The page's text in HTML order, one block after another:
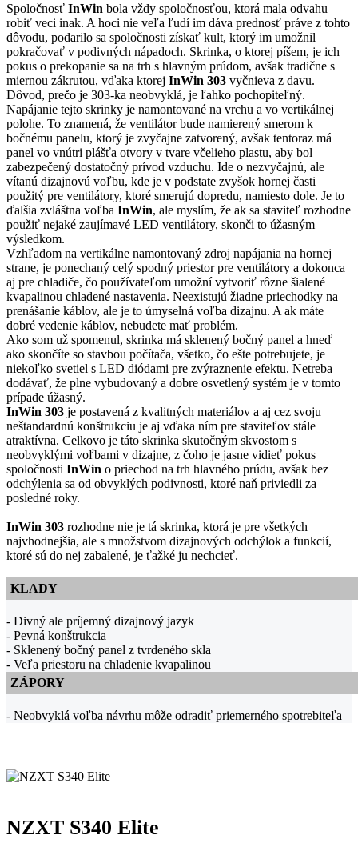
Spoločnosť InWin bola vždy spoločnosťou, ktorá mala odvahu
robiť veci inak. A hoci nie veľa ľudí im dáva prednosť práve z tohto
dôvodu, podarilo sa spoločnosti získať kult, ktorý im umožnil
pokračovať v podivných nápadoch. Skrinka, o ktorej píšem, je ich
pokus o prekopanie sa na trh s hlavným prúdom, avšak tradične s
miernou zákrutou, vďaka ktorej InWin 303 vyčnieva z davu.
Dôvod, prečo je 303-ka neobvyklá, je ľahko pochopiteľný.
Napájanie tejto skrinky je namontované na vrchu a vo vertikálnej
polohe. To znamená, že ventilátor bude namierený smerom k
bočnému panelu, ktorý je zvyčajne zatvorený, avšak tentoraz má
panel vo vnútri plášťa otvory v tvare včelieho plastu, aby bol
zabezpečený dostatočný prívod vzduchu. Ide o nezvyčajnú, ale
vítanú dizajnovú voľbu, kde je v podstate zvyšok hornej časti
použitý pre ventilátory, ktoré smerujú dopredu, namiesto dole. Je to
ďalšia zvláštna voľba InWin, ale myslím, že ak sa staviteľ rozhodne
použiť nejaké zaujímavé LED ventilátory, skonči to úžasným
výsledkom.
Vzhľadom na vertikálne namontovaný zdroj napájania na hornej
strane, je ponechaný celý spodný priestor pre ventilátory a dokonca
aj pre chladiče, čo používateľom umožní vytvoriť rôzne šialené
kvapalinou chladené nastavenia. Neexistujú žiadne priechodky na
prenášanie káblov, ale je to úmyselná voľba dizajnu. A ak máte
dobré vedenie káblov, nebudete mať problém.
Ako som už spomenul, skrinka má sklenený bočný panel a hneď
ako skončíte so stavbou počítača, všetko, čo ešte potrebujete, je
niekoľko svetiel s LED diódami pre zvýraznenie efektu. Netreba
dodávať, že plne vybudovaný a dobre osvetlený systém je v tomto
prípade úžasný.
InWin 303 je postavená z kvalitných materiálov a aj cez svoju
neštandardnú konštrukciu je aj vďaka ním pre staviteľov stále
atraktívna. Celkovo je táto skrinka skutočným skvostom s
neobvyklými voľbami v dizajne, z čoho je jasne vidieť pokus
spoločnosti InWin o priechod na trh hlavného prúdu, avšak bez
odchýlenia sa od obvyklých podivnosti, ktoré naň priviedli za
posledné roky.
InWin 303 rozhodne nie je tá skrinka, ktorá je pre všetkých
najvhodnejšia, ale s množstvom dizajnových odchýlok a funkcií,
ktoré sú do nej zabalené, je ťažké ju nechcieť.
KLADY
- Divný ale príjemný dizajnový jazyk
- Pevná konštrukcia
- Sklenený bočný panel z tvrdeného skla
- Veľa priestoru na chladenie kvapalinou
ZÁPORY
- Neobvyklá voľba návrhu môže odradiť priemerného spotrebiteľa
NZXT S340 Elite